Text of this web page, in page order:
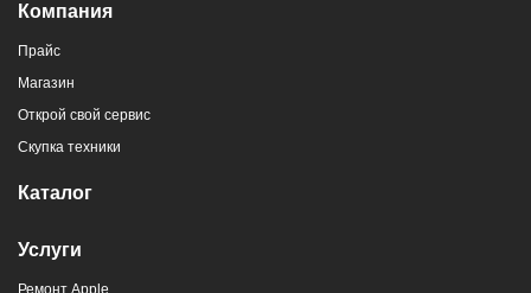
Компания
Прайс
Магазин
Открой свой сервис
Скупка техники
Каталог
Услуги